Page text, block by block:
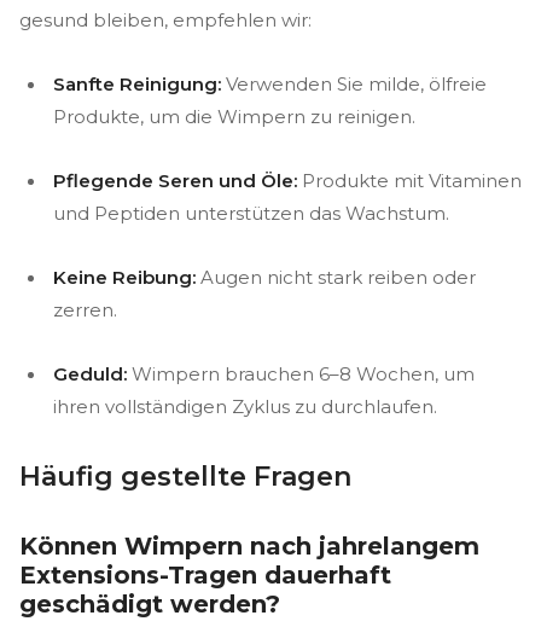
gesund bleiben, empfehlen wir:
Sanfte Reinigung: Verwenden Sie milde, ölfreie
Produkte, um die Wimpern zu reinigen.
Pflegende Seren und Öle: Produkte mit Vitaminen
und Peptiden unterstützen das Wachstum.
Keine Reibung: Augen nicht stark reiben oder
zerren.
Geduld: Wimpern brauchen 6–8 Wochen, um
ihren vollständigen Zyklus zu durchlaufen.
Häufig gestellte Fragen
Können Wimpern nach jahrelangem
Extensions-Tragen dauerhaft
geschädigt werden?